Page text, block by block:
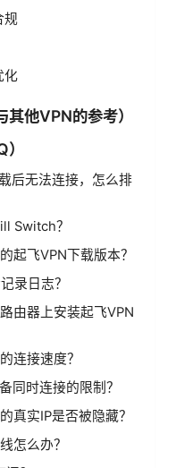
规
化
他VPN的参考）
后无法连接，怎么排
Switch？
起飞VPN下载版本？
录日志？
由器上安装起飞VPN
连接速度？
同时连接的限制？
真实IP是否被隐藏？
怎么办？